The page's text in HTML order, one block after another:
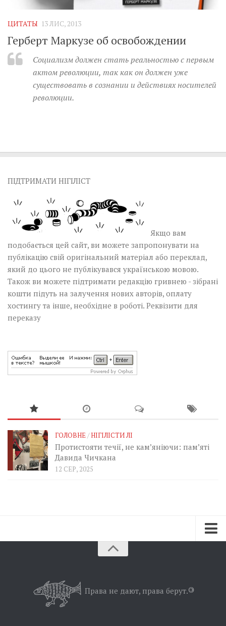
ЦИТАТЫ 13 ЛИС, 2013
Герберт Маркузе об освобождении
Социализм должен стать реальностью с первым
актом революции, так как он должен уже
существовать в сознании и действиях носителей
революции.
ПІДТРИМАТИ НІГІЛІСТ
Якщо вам
подобається цей сайт, ви можете запропонувати на
публікацію свій оригінальний матеріал або переклад,
який до цього не публікувався українською мовою.
Також ви можете підтримати редакцію гривнею - зібрані
кошти підуть на залучення нових авторів, оплату
хостингу та інше, необхідне в роботі. Реквізити для
переказу
ГОЛОВНЕ/НІГІЛІСТИ ЛІ
Протистояти течії, не кам’яніючи: пам’яті
Давида Чичкана
12 СЕР, 2025
Позиція
Права не дают, права берут.©